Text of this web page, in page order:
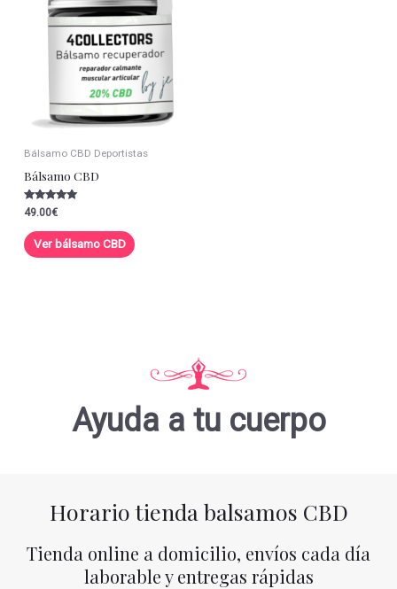
Bálsamo CBD Deportistas
Bálsamo CBD
Valorado con
5.00
de 5
49.00€
Ver bálsamo CBD
Ayuda a tu cuerpo
Horario tienda balsamos CBD
Tienda online a domicilio, envíos cada día
laborable y entregas rápidas